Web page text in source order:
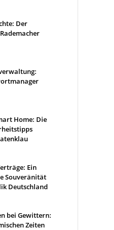
Der
Home: Die
Ein
Souveränität
Deutschland
bei Gewittern:
Zeiten